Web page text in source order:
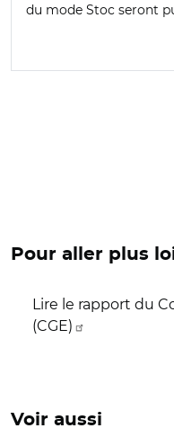
du mode Stoc seront
Pour aller plus
Lire le rapport du
(CGE)
Voir aussi